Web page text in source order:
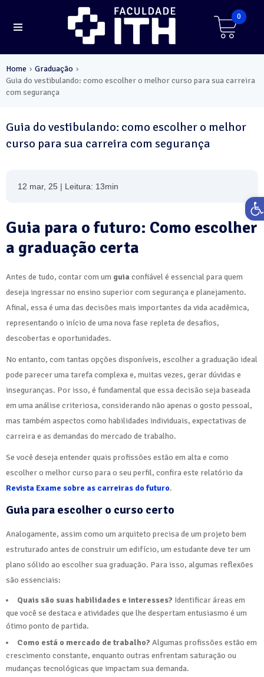
0
Home › Graduação ›
Guia do vestibulando: como escolher o melhor curso para sua carreira
com segurança
Guia do vestibulando: como escolher o melhor
curso para sua carreira com segurança
12 mar, 25 | Leitura: 13min
Guia para o futuro: Como escolher
a graduação certa
Antes de tudo, contar com um guia confiável é essencial para quem
deseja ingressar no ensino superior com segurança e planejamento.
Afinal, essa é uma das decisões mais importantes da vida acadêmica,
representando o início de uma nova fase repleta de desafios,
descobertas e oportunidades.
No entanto, com tantas opções disponíveis, escolher a graduação ideal
pode parecer uma tarefa complexa e, muitas vezes, gerar dúvidas e
inseguranças. Por isso, é fundamental que essa decisão seja baseada
em uma análise criteriosa, considerando não apenas o gosto pessoal,
mas também aspectos como habilidades individuais, expectativas de
carreira e as demandas do mercado de trabalho.
Se você deseja entender quais profissões estão em alta e como
escolher o melhor curso para o seu perfil, confira este relatório da
Revista Exame sobre as carreiras do futuro.
Guia para escolher o curso certo
Analogamente, assim como um arquiteto precisa de um projeto bem
estruturado antes de construir um edifício, um estudante deve ter um
plano sólido ao escolher sua graduação. Para isso, algumas reflexões
são essenciais:
Quais são suas habilidades e interesses? Identificar áreas em
que você se destaca e atividades que lhe despertam entusiasmo é um
ótimo ponto de partida.
Como está o mercado de trabalho? Algumas profissões estão em
crescimento constante, enquanto outras enfrentam saturação ou
mudanças tecnológicas que impactam sua demanda.